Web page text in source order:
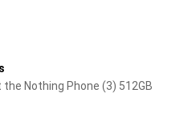
Nothing Phone (3) 512GB